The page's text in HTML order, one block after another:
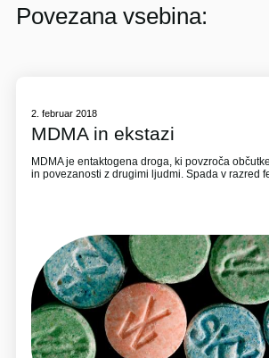
Povezana vsebina:
2. februar 2018
MDMA in ekstazi
MDMA je entaktogena droga, ki povzroča
in povezanosti z drugimi ljudmi. Spada v razred